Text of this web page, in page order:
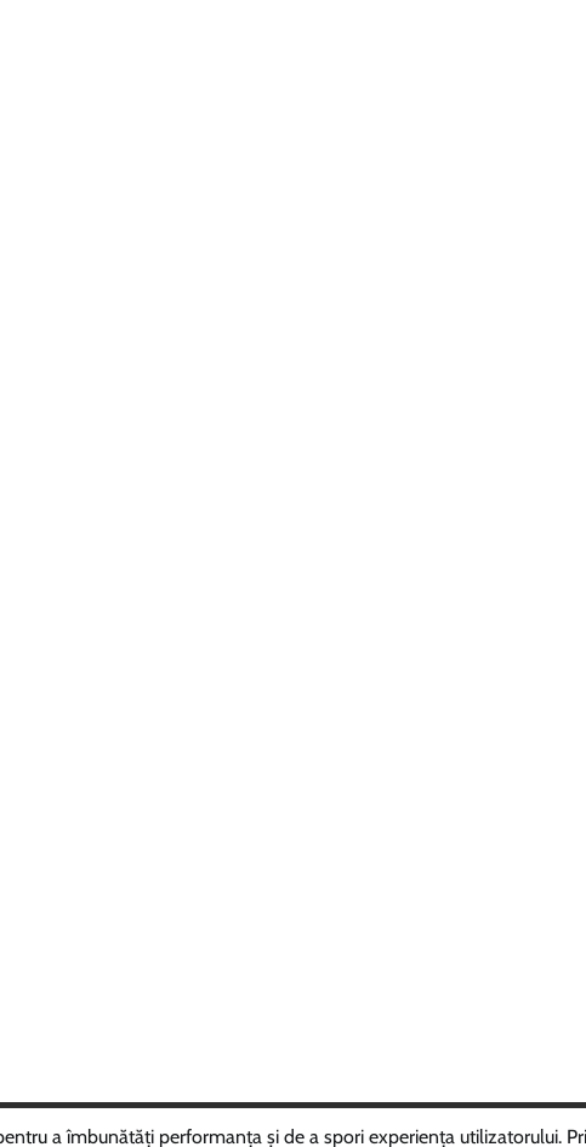
Copyright © 2025ROMÂNIAVIPPRESSTheme:
a îmbunătăți performanța și de a spori experiența utilizatorului.